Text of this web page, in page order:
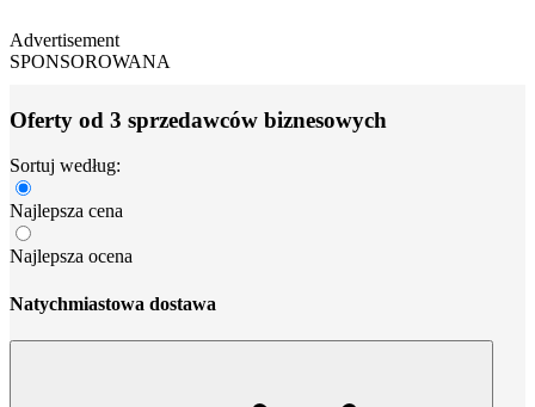
Advertisement
SPONSOROWANA
Oferty od 3 sprzedawców biznesowych
Sortuj według:
Najlepsza cena
Najlepsza ocena
Natychmiastowa dostawa